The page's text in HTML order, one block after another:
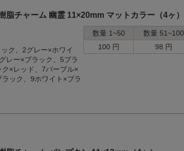
脂チャーム 幽霊 11×20mm マットカラー（4ヶ）
ク、2グレー×ホワイ
レー×ブラック、5ブラ
×レッド、7パープル×
ック、9ホワイト×ブラ
数量 1~50 数量 51~100
100 円
98 円